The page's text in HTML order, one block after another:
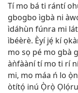
Tí mo bá ti rántí
gbogbo ìgbà ni
ìdáhùn fúnra mi
ìbéèrè. Èyí jẹ́ kí
mo sọ pé mo gbà
àǹfààní tí mo ti rí
mi, mo máa ń lo
òtítọ́ inú Ọ̀rọ̀